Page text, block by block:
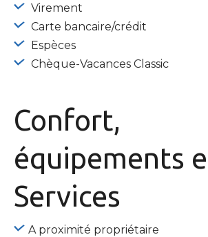
Virement
Carte bancaire/crédit
Espèces
Chèque-Vacances Classic
Confort,
équipements
Services
A proximité propriétaire